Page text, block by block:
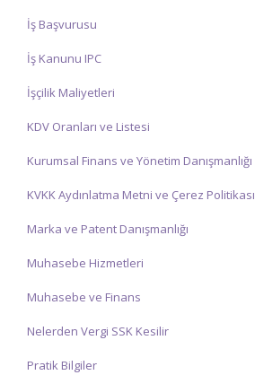
İş Başvurusu
İş Kanunu IPC
İşçilik Maliyetleri
KDV Oranları ve Listesi
Kurumsal Finans ve Yönetim Danışmanlığı
KVKK Aydınlatma Metni ve Çerez Politikası
Marka ve Patent Danışmanlığı
Muhasebe Hizmetleri
Muhasebe ve Finans
Nelerden Vergi SSK Kesilir
Pratik Bilgiler